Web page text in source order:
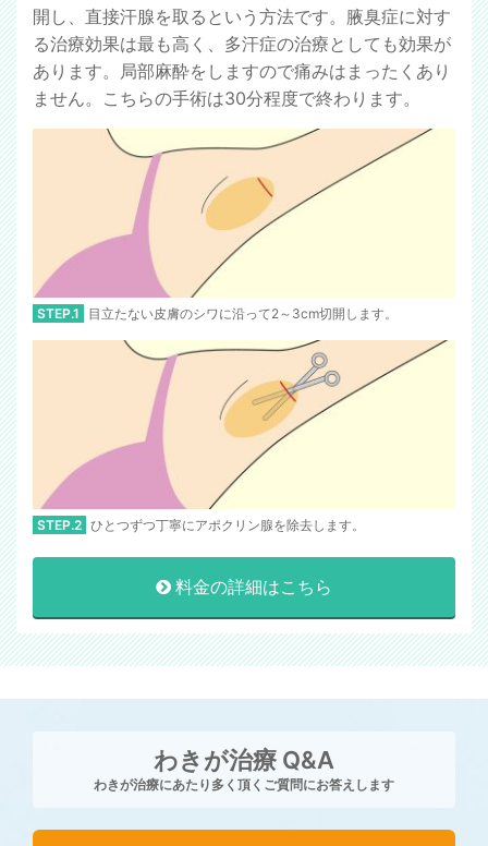
開し、直接汗腺を取るという方法です。腋臭症に対す
る治療効果は最も高く、多汗症の治療としても効果が
あります。局部麻酔をしますので痛みはまったくあり
ません。こちらの手術は30分程度で終わります。
STEP.1 目立たない皮膚のシワに沿って2～3cm切開します。
STEP.2 ひとつずつ丁寧にアポクリン腺を除去します。
料金の詳細はこちら
わきが治療 Q&A
わきが治療にあたり多く頂くご質問にお答えします